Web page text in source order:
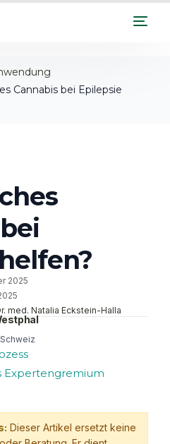
Cannabis bei Epilepsie
2025
med. Natalia Eckstein-Halla
Expertengremium
Dieser Artikel ersetzt keine